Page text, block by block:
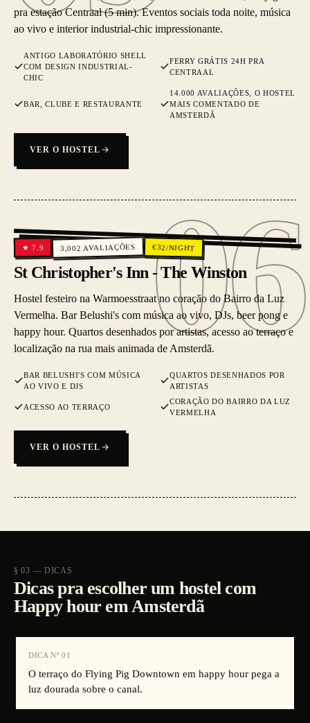
pra estação Centraal (5 min). Eventos sociais toda noite, música
ao vivo e interior industrial-chic impressionante.
ANTIGO LABORATÓRIO SHELL
COM DESIGN INDUSTRIAL-
CHIC
FERRY GRÁTIS 24H PRA
CENTRAAL
BAR, CLUBE E RESTAURANTE
14.000 AVALIAÇÕES, O HOSTEL
MAIS COMENTADO DE
AMSTERDÃ
VER O HOSTEL
06
06
★7.9 3,002 AVALIAÇÕES €32/NIGHT
St Christopher's Inn - The Winston
Hostel festeiro na Warmoesstraat no coração do Bairro da Luz
Vermelha. Bar Belushi's com música ao vivo, DJs, beer pong e
happy hour. Quartos desenhados por artistas, acesso ao terraço e
localização na rua mais animada de Amsterdã.
BAR BELUSHI'S COM MÚSICA
AO VIVO E DJS
QUARTOS DESENHADOS POR
ARTISTAS
ACESSO AO TERRAÇO
CORAÇÃO DO BAIRRO DA LUZ
VERMELHA
VER O HOSTEL
§ 03 — DICAS
Dicas pra escolher um hostel com
Happy hour em Amsterdã
DICA Nº 01
O terraço do Flying Pig Downtown em happy hour pega a
luz dourada sobre o canal.